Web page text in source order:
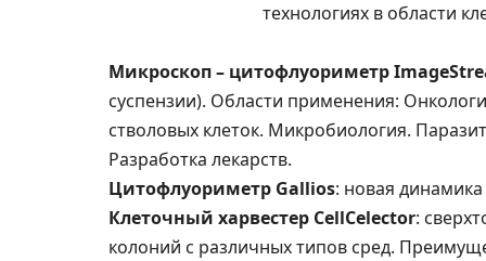
технологиях в области
Микроскоп – цитофлуориметр
суспензии). Области применения:
стволовых клеток. Микробиология.
Разработка лекарств.
Цитофлуориметр Gallios: новая
Клеточный харвестер CellCelector:
колоний с различных типов сред.